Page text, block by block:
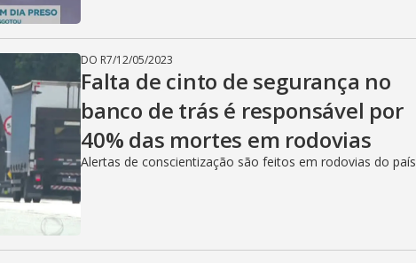
DO R7/12/05/2023
Falta de cinto de segurança no
banco de trás é responsável por
40% das mortes em rodovias
Alertas de conscientização são feitos em rodovias do país